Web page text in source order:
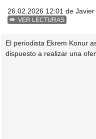
26.02.2026 12:01 de
VER LECTURAS
El periodista Ekrem Konur
dispuesto a realizar una